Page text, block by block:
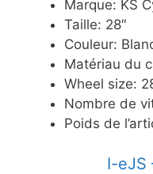
Marque: KS
Taille: 28″
Couleur:
Matériau du
Wheel size:
Nombre de
Poids de
​I-eJS